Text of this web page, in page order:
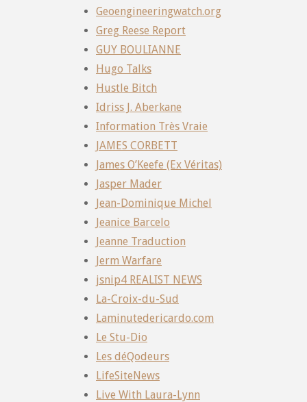
Geoengineeringwatch.org
Greg Reese Report
GUY BOULIANNE
Hugo Talks
Hustle Bitch
Idriss J. Aberkane
Information Très Vraie
JAMES CORBETT
James O’Keefe (Ex Véritas)
Jasper Mader
Jean-Dominique Michel
Jeanice Barcelo
Jeanne Traduction
Jerm Warfare
jsnip4 REALIST NEWS
La-Croix-du-Sud
Laminutedericardo.com
Le Stu-Dio
Les déQodeurs
LifeSiteNews
Live With Laura-Lynn